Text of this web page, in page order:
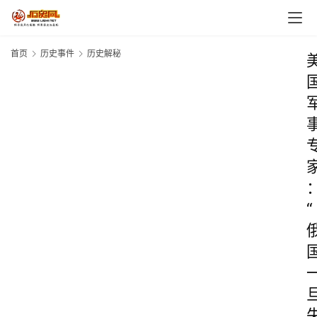
首页 历史事件 历史解秘
“